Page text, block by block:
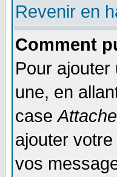
Revenir en
Comment
Pour
une, en
case
ajouter
vos